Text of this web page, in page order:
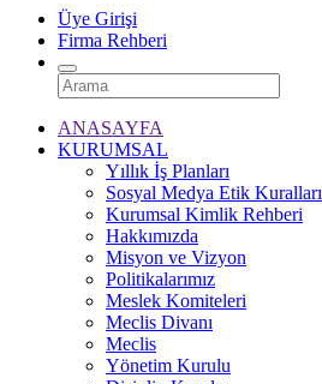
Üye Girişi
Firma Rehberi
ANASAYFA
KURUMSAL
Yıllık İş Planları
Sosyal Medya Etik Kuralları
Kurumsal Kimlik Rehberi
Hakkımızda
Misyon ve Vizyon
Politikalarımız
Meslek Komiteleri
Meclis Divanı
Meclis
Yönetim Kurulu